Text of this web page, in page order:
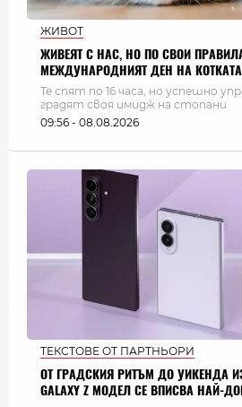
ЖИВОТ
ЖИВЕЯТ С НАС, НО ПО СВОИ
МЕЖДУНАРОДНИЯТ ДЕН НА КОТКАТА
Те спят по 16 часа, но успешно
градят своя имидж на стопани
09:56 - 08.08.2026
ТЕКСТОВЕ ОТ ПАРТНЬОРИ
ОТ ГРАДСКИЯ РИТЪМ ДО УИКЕНДА
GALAXY Z МОДЕЛ СЕ ВПИСВА НАЙ-